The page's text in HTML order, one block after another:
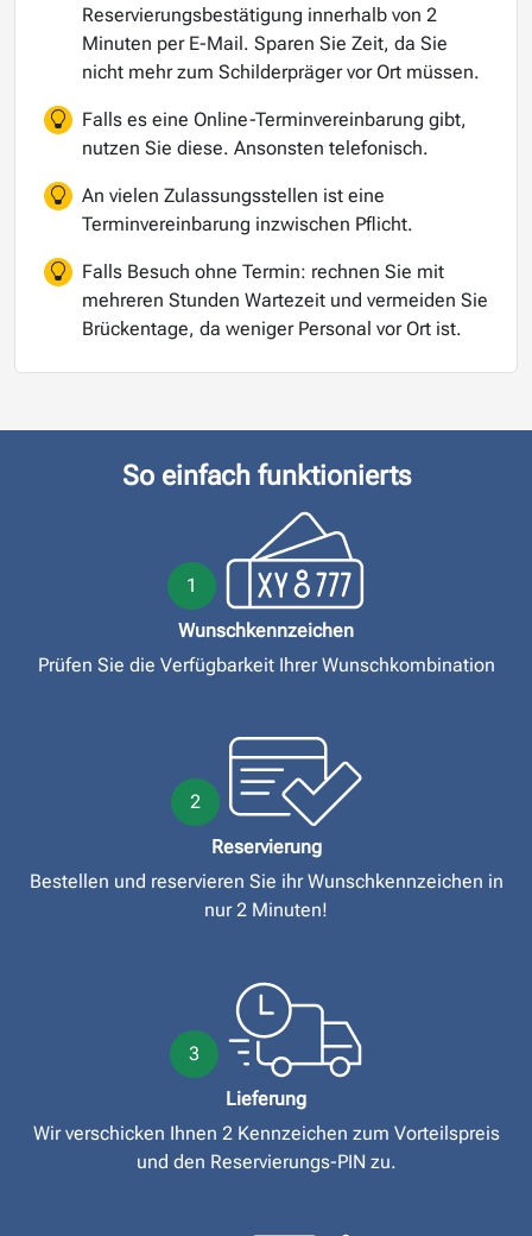
Reservierungsbestätigung innerhalb von 2
Minuten per E-Mail. Sparen Sie Zeit, da Sie
nicht mehr zum Schilderpräger vor Ort müssen.
Falls es eine Online-Terminvereinbarung gibt,
nutzen Sie diese. Ansonsten telefonisch.
An vielen Zulassungsstellen ist eine
Terminvereinbarung inzwischen Pflicht.
Falls Besuch ohne Termin: rechnen Sie mit
mehreren Stunden Wartezeit und vermeiden Sie
Brückentage, da weniger Personal vor Ort ist.
So einfach funktionierts
1
Wunschkennzeichen
Prüfen Sie die Verfügbarkeit Ihrer Wunschkombination
2
Reservierung
Bestellen und reservieren Sie ihr Wunschkennzeichen in
nur 2 Minuten!
3
Lieferung
Wir verschicken Ihnen 2 Kennzeichen zum Vorteilspreis
und den Reservierungs-PIN zu.